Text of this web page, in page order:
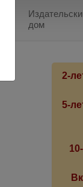
дом
2-
5-